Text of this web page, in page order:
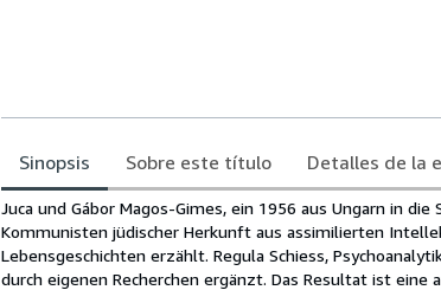
Sinopsis Sobre este título Detalles de la
Sinopsis
Juca und Gábor Magos-Gimes, ein 1956 aus Ungarn in
Kommunisten jüdischer Herkunft aus assimilierten
Lebensgeschichten erzählt. Regula Schiess,
durch eigenen Recherchen ergänzt. Das Resultat ist eine